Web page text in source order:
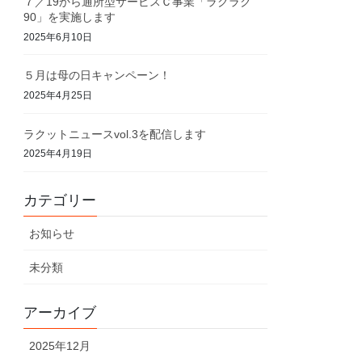
90」を実施します
2025年6月10日
５月は母の日キャンペーン！
2025年4月25日
ラクットニュースvol.3を配信します
2025年4月19日
カテゴリー
お知らせ
未分類
アーカイブ
2025年12月